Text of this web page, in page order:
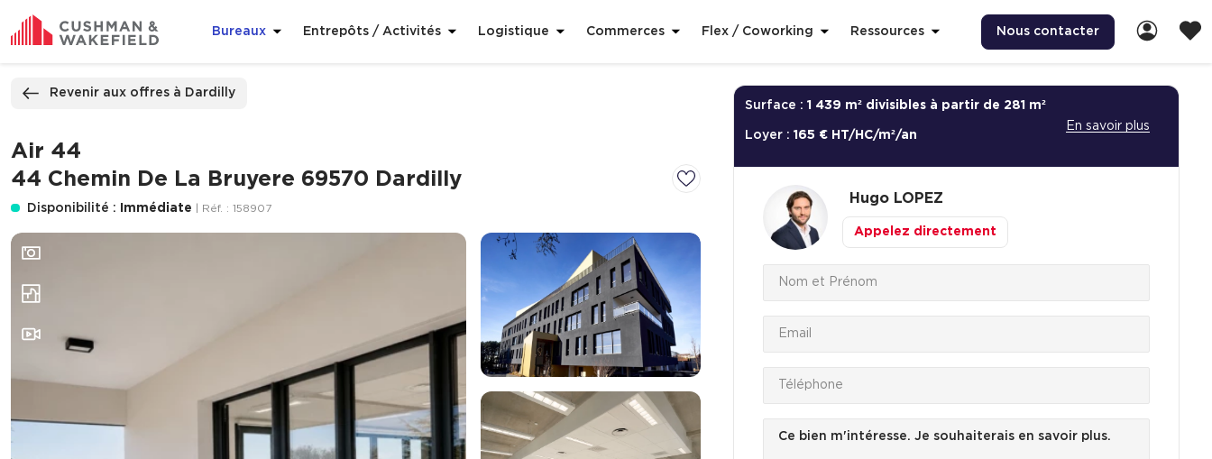
Bureaux Entrepôts / Activités Logistique Commerces Flex / Coworking Ressources Nous contacter
Revenir aux offres à Dardilly
Air 44
44 Chemin De La Bruyere 69570 Dardilly
Disponibilité : Immédiate | Réf. : 158907
Surface : 1 439 m² divisibles à partir de 281 m²
Loyer : 165 € HT/HC/m²/an
En savoir plus
Hugo LOPEZ
Appelez directement